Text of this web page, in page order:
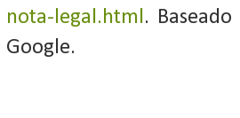
nota-legal.html.
Google.